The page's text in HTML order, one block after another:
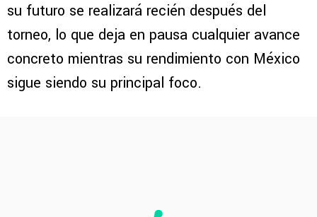
su futuro se realizará recién después del
torneo, lo que deja en pausa cualquier avance
concreto mientras su rendimiento con México
sigue siendo su principal foco.